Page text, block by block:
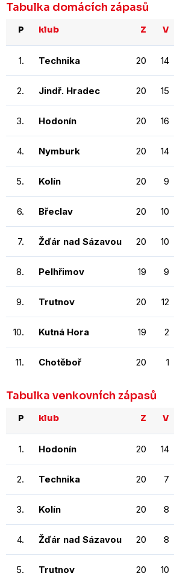
Tabulka domácích zápasů
P klub Z V
1. Technika 20 14
2. Jindř. Hradec 20 15
3. Hodonín 20 16
4. Nymburk 20 14
5. Kolín 20 9
6. Břeclav 20 10
7. Žďár nad Sázavou 20 10
8. Pelhřimov 19 9
9. Trutnov 20 12
10. Kutná Hora 19 2
11. Chotěboř 20 1
Tabulka venkovních zápasů
P klub Z V
1. Hodonín 20 14
2. Technika 20 7
3. Kolín 20 8
4. Žďár nad Sázavou 20 8
5. Trutnov 20 10